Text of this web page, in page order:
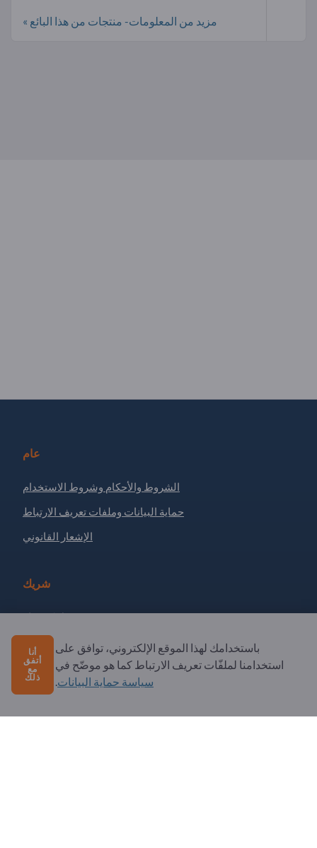
مزيد من المعلومات- منتجات من هذا البائع »
عام
الشروط والأحكام وشروط الاستخدام
حماية البيانات وملفات تعريف الارتباط
الإشعار القانوني
شريك
سجل كشريك
الاشتراك في النشرة الإخبارية
لديك أسئلة؟
باستخدامك لهذا الموقع الإلكتروني، توافق على
استخدامنا لملفّات تعريف الارتباط كما هو موضّح في
سياسة حماية البيانات.
أنا
أتفق
مع
ذلك